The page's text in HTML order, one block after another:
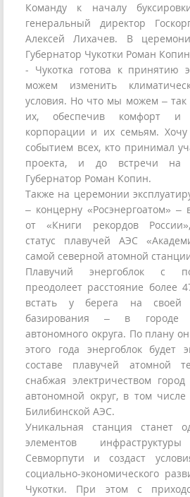
Команду к началу
генеральный директор
Алексей Лихачев. В
Губернатор Чукотки Роман
- Чукотка готова к принятию
можем изменить
условия. Но что мы можем – так
их, обеспечив комфорт и
корпорации и их семьям.
событием всех, кто принимал
проекта, и до встречи на
Губернатор Роман Копин.
Также на церемонии
– концерну «Росэнергоатом» –
от «Книги рекордов
статус плавучей АЭС
самой северной атомной
Плавучий энергоблок с
преодолеет расстояние более
встать у берега на своей
базирования – в городе
автономного округа. По плану
этого года энергоблок будет
составе плавучей атомной
снабжая электричеством
автономной округ, в том
Билибинской АЭС.
Уникальная станция станет
элементов
Севморпути и создаст
социально-экономического
Чукотки. При этом с